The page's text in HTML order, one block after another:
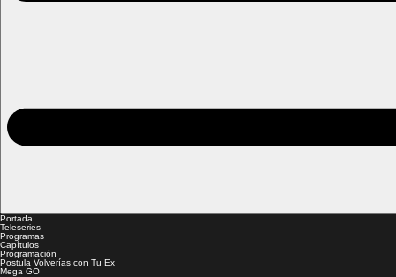
Portada
Teleseries
Programas
Capítulos
Programación
Postula Volverías con Tu Ex
Mega GO